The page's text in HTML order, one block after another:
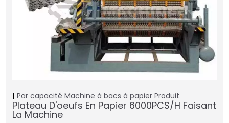
Par capacité Machine à bacs à papier Produit
Plateau D'oeufs En Papier 6000PCS/H Faisant
La Machine